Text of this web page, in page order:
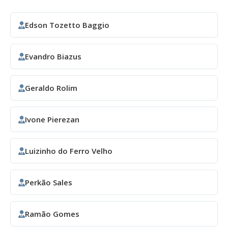
Edson Tozetto Baggio
Evandro Biazus
Geraldo Rolim
Ivone Pierezan
Luizinho do Ferro Velho
Perkão Sales
Ramão Gomes